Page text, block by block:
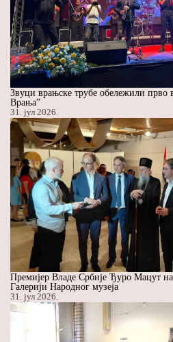
Звуци врањске трубе обележили прво
Врања”
31. јул 2026.
Премијер Владе Србије Ђуро Мацут
Галерији Народног музеја
31. јул 2026.